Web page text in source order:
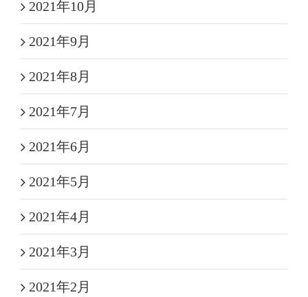
2021年10月
2021年9月
2021年8月
2021年7月
2021年6月
2021年5月
2021年4月
2021年3月
2021年2月